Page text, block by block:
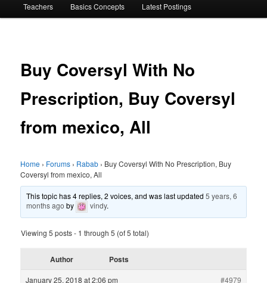
Teachers Basics Concepts Latest Postings
Buy Coversyl With No
Prescription, Buy Coversyl
from mexico, All
Home › Forums › Rabab › Buy Coversyl With No Prescription, Buy
Coversyl from mexico, All
This topic has 4 replies, 2 voices, and was last updated5 years, 6
months ago by vindy.
Viewing 5 posts - 1 through 5 (of 5 total)
Author Posts
January 25, 2018 at 2:06 pm #4979